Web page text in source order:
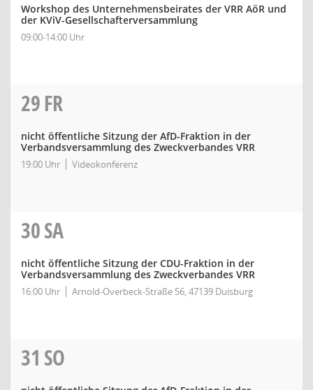
Workshop des Unternehmensbeirates der VRR AöR und
der KViV-Gesellschafterversammlung
09:00-14:00 Uhr
29FR
nicht öffentliche Sitzung der AfD-Fraktion in der
Verbandsversammlung des Zweckverbandes VRR
19:00 Uhr Videokonferenz
30SA
nicht öffentliche Sitzung der CDU-Fraktion in der
Verbandsversammlung des Zweckverbandes VRR
16:00 Uhr Arnold-Overbeck-Straße 56, 47139 Duisburg
31 SO